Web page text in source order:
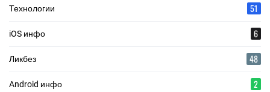
Технологии 51
iOS инфо 6
Ликбез 48
Android инфо 2